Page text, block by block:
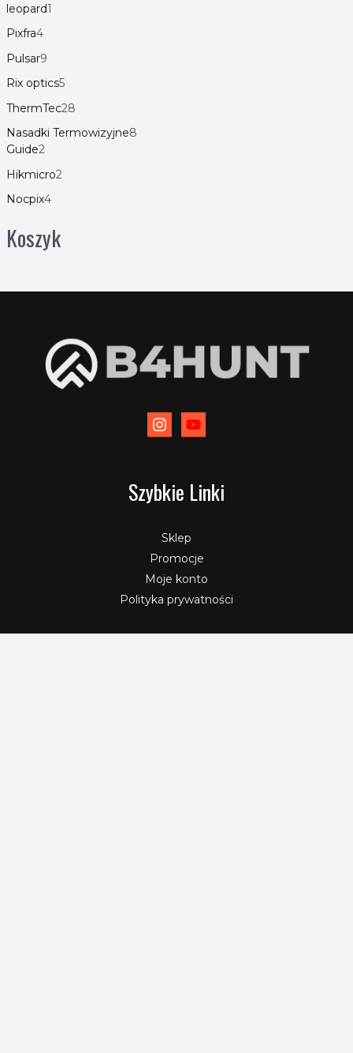
leopard1
Pixfra4
Pulsar9
Rix optics5
ThermTec28
Nasadki Termowizyjne8
Guide2
Hikmicro2
Nocpix4
Koszyk
Szybkie Linki
Sklep
Promocje
Moje konto
Polityka prywatności